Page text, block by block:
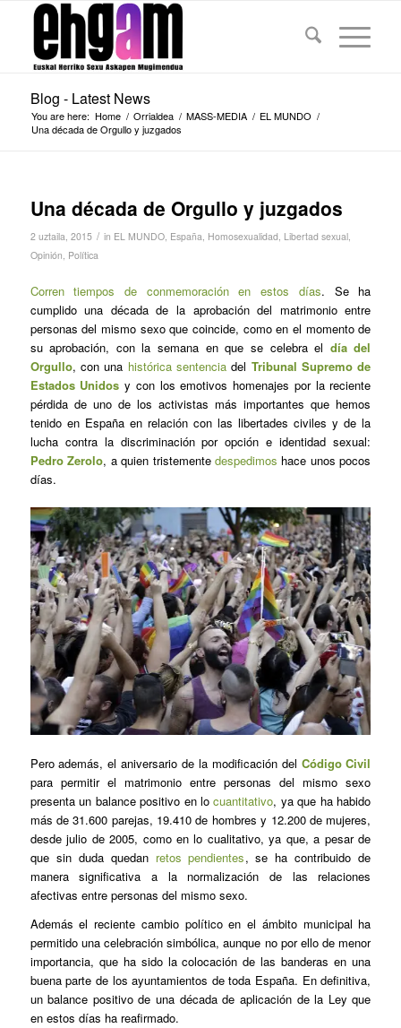
Blog - Latest News
You are here: Home / Orrialdea / MASS-MEDIA / EL MUNDO /
Una década de Orgullo y juzgados
Una década de Orgullo y juzgados
2 uztaila, 2015 / in EL MUNDO, España, Homosexualidad, Libertad sexual,
Opinión, Política
Corren tiempos de conmemoración en estos días. Se ha
cumplido una década de la aprobación del matrimonio entre
personas del mismo sexo que coincide, como en el momento de
su aprobación, con la semana en que se celebra el día del
Orgullo, con una histórica sentencia del Tribunal Supremo de
Estados Unidos y con los emotivos homenajes por la reciente
pérdida de uno de los activistas más importantes que hemos
tenido en España en relación con las libertades civiles y de la
lucha contra la discriminación por opción e identidad sexual:
Pedro Zerolo, a quien tristemente despedimos hace unos pocos
días.
Pero además, el aniversario de la modificación del Código Civil
para permitir el matrimonio entre personas del mismo sexo
presenta un balance positivo en locuantitativo, ya que ha habido
más de 31.600 parejas, 19.410 de hombres y 12.200 de mujeres,
desde julio de 2005, como en lo cualitativo, ya que, a pesar de
que sin duda quedan retos pendientes, se ha contribuido de
manera significativa a la normalización de las relaciones
afectivas entre personas del mismo sexo.
Además el reciente cambio político en el ámbito municipal ha
permitido una celebración simbólica, aunque no por ello de menor
importancia, que ha sido la colocación de las banderas en una
buena parte de los ayuntamientos de toda España. En definitiva,
un balance positivo de una década de aplicación de la Ley que
en estos días ha reafirmado.